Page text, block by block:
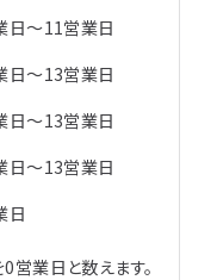
日～11営業日
日～13営業日
日～13営業日
日～13営業日
日
業日と数えます。